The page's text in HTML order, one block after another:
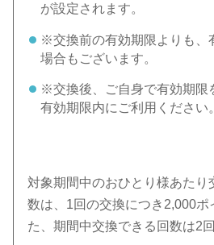
が設定されます。
※交換前の有効期限よりも、
場合もございます。
※交換後、ご自身で有効期限
有効期限内にご利用ください。
対象期間中のおひとり様あたり
数は、1回の交換につき2,000ポ
た、期間中交換できる回数は2